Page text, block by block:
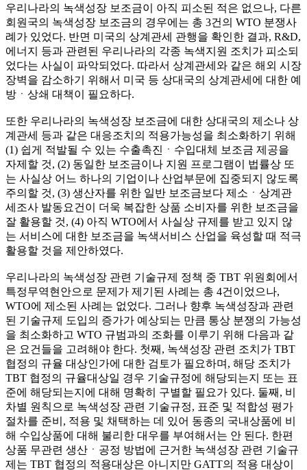
우리나라의 녹색성장 보조금이 아직 피소된 적은 없으나, 다른
회원국의 녹색성장 보조금의 경우에는 총 3건의 WTO 분쟁사
례가 있었다. 반면 미국의 상계관세 관행을 확인한 결과, R&D,
에너지 등과 관련된 우리나라의 각종 녹색지원 조치가 피소되
었다는 사실이 파악되었다. 따라서 상계관세와 같은 해외 시장
장벽을 감소하기 위해서 미국 등 상대국의 상계관세에 대한 예
방ㆍ상쇄 대책이 필요하다.
또한 우리나라의 녹색성장 보조금에 대한 상대국의 제소나 상
계관세 등과 같은 대응조치의 적용가능성을 최소화하기 위해
(1) 쉽게 적발될 수 있는 수출촉진ㆍ수입대체 보조금 제공을
자제할 것, (2) 동일한 보조금이나 지원 프로그램이 법률상 또
는 사실상 어느 하나의 기업이나 산업부문에 집중되지 않도록
주의할 것, (3) 생산자를 위한 일반 보조금보다 제소ㆍ상계관
세조사 발동요건이 더욱 복잡한 상품 소비자를 위한 보조금을
잘 활용할 것, (4) 아직 WTO에서 사실상 규제를 받고 있지 않
는 서비스에 대한 보조금을 녹색서비스 산업을 육성할 때 적극
활용할 것을 제안하였다.
우리나라의 녹색성장 관련 기술규제 정책 중 TBT 위원회에서
특정무역현안으로 문제가 제기된 사례는 총 4건이었으나,
WTO에 제소된 사례는 없었다. 그러나 향후 녹색성장과 관련
된 기술규제 도입의 증가가 예상되는 만큼 통상 분쟁의 가능성
을 최소화하고 WTO 규범과의 조화를 이루기 위해 다음과 같
은 요건들을 고려해야 한다. 첫째, 녹색성장 관련 조치가 TBT
협정의 규율 대상인가에 대한 검토가 필요하며, 해당 조치가
TBT 협정의 규율대상일 경우 기술규정에 해당되는지 또는 표
준에 해당되는지에 대해 명확히 구별할 필요가 있다. 둘째, 비
차별 원칙으로 녹색성장 관련 기술규정, 표준 및 적합성 평가
절차를 준비, 적용 및 채택하는 데 있어 동종의 국내상품에 비
해 수입상품에 대해 불리한 대우를 부여해서는 안 된다. 한편
상품 무관련 생산ㆍ공정 방법에 근거한 녹색성장 관련 기술규
제는 TBT 협정의 적용대상은 아니지만 GATT의 적용 대상이